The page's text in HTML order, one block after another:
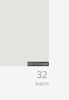
32
børn